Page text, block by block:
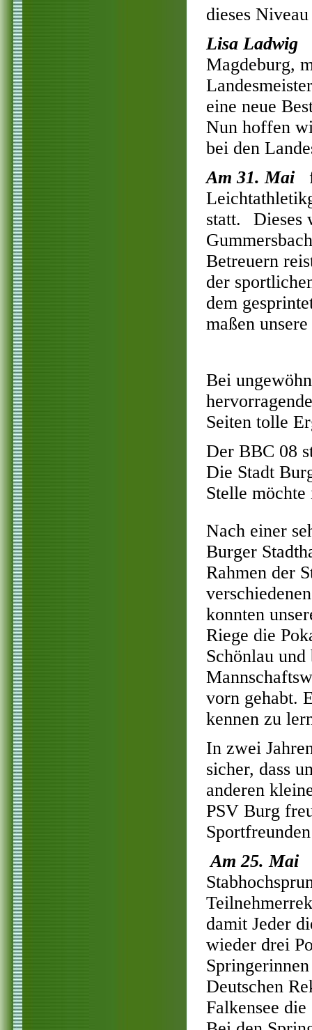
dieses
Lisa Ladwig
Magdeburg,
eine neue
Nun hoffen
bei den
Am 31. Mai
statt.
Dieses
Betreuern
der
dem
maßen
Bei
Seiten tolle
Der BBC 08
Die Stadt
Stelle möchte
Nach einer
Burger
Rahmen der
konnten
Riege die
Schönlau
vorn gehabt.
kennen zu
In zwei
sicher, dass
anderen
PSV Burg
Am 25. Mai
damit Jeder
wieder drei
Deutschen
Falkensee